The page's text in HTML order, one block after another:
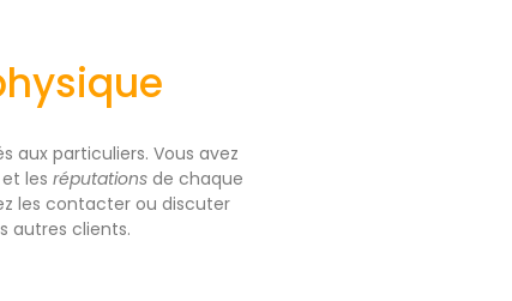
aux particuliers. Vous avez
et les réputations de chaque
les contacter ou discuter
autres clients.